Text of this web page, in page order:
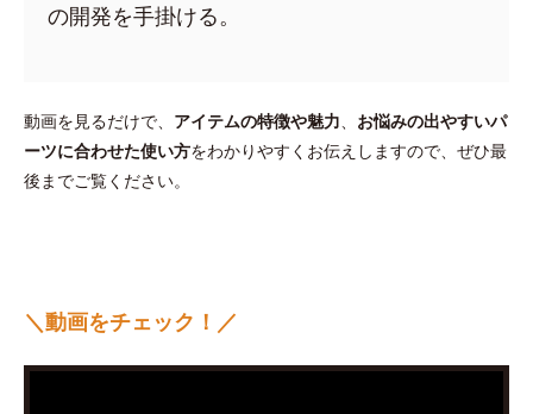
の開発を手掛ける。
動画を見るだけで、 アイテムの特徴や魅力、 お悩みの出やすいパ
ーツに合わせた使い方をわかりやすくお伝えしますので、ぜひ最
後までご覧ください。
＼動画をチェック！／